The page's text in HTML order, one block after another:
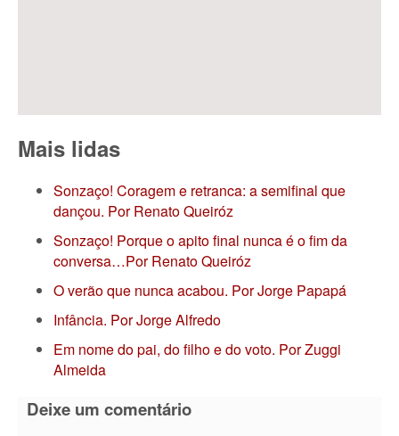
Mais lidas
Sonzaço! Coragem e retranca: a semifinal que
dançou. Por Renato Queiróz
Sonzaço! Porque o apito final nunca é o fim da
conversa…Por Renato Queiróz
O verão que nunca acabou. Por Jorge Papapá
Infância. Por Jorge Alfredo
Em nome do pai, do filho e do voto. Por Zuggi
Almeida
Deixe um comentário